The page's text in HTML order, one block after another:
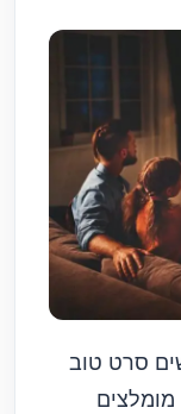
סרט טוב